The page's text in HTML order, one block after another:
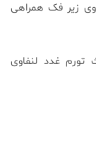
زیر فک همراهی
تورم غدد لنفاوی